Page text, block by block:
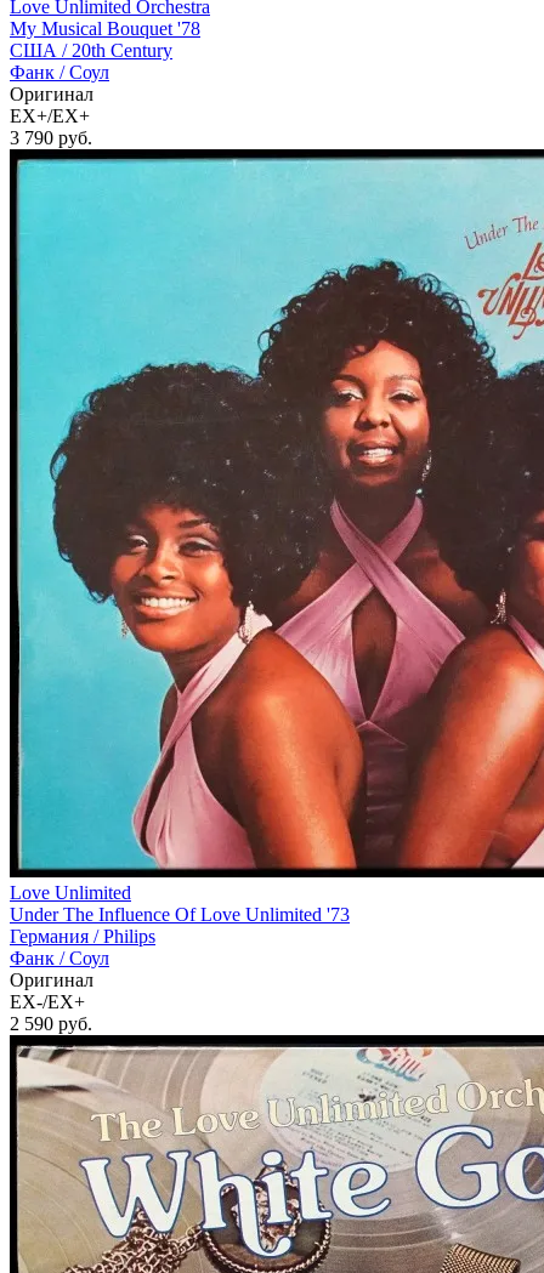
Love Unlimited Orchestra
My Musical Bouquet '78
США / 20th Century
Фанк / Соул
Оригинал
EX+/EX+
3 790 руб.
Love Unlimited
Under The Influence Of Love Unlimited '73
Германия /Philips
Фанк / Соул
Оригинал
EX-/EX+
2 590 руб.